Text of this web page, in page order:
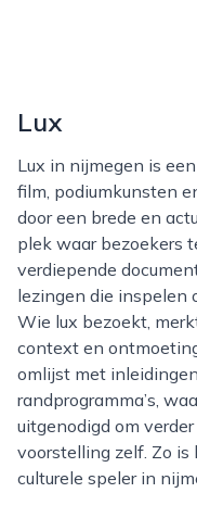
Lux
Lux in nijmegen is een cultureel huis dat zich richt op
film, podiumkunsten
door een brede en
plek waar bezoekers
verdiepende
lezingen die inspelen
Wie lux bezoekt,
context en
omlijst met
randprogramma’s,
uitgenodigd om
voorstelling zelf. Zo
culturele speler in